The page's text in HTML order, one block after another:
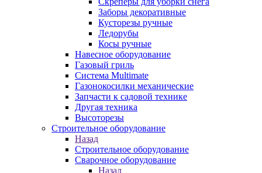
Заборы декоративные
Кусторезы ручные
Ледорубы
Косы ручные
Навесное оборудование
Газовый гриль
Система Multimate
Газонокосилки механические
Запчасти к садовой технике
Другая техника
Высоторезы
Строительное оборудование
Назад
Строительное оборудование
Сварочное оборудование
Назад